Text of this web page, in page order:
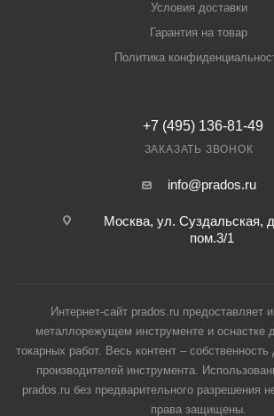
Условия доставки
Гарантия на товар
Политика
+7 (495) 136-81-49
ЗАКАЗАТЬ ЗВОНОК
info@prados.ru
Москва, ул. Суздальская,
пом.3/1
Интернет-сайт prados.ru предоставляет
металлорежущем инструменте и оснастке
токарных работ. Весь контент –
производителей инструмента.
prados.ru без предварительного разрешения
права защищены.